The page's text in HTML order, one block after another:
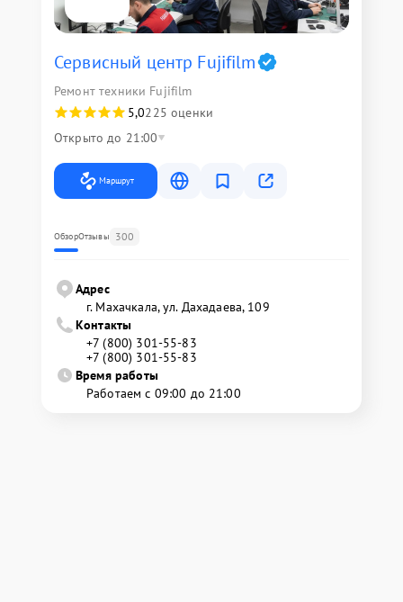
Сервисный центр Fujifilm
Ремонт техники Fujifilm
5,0225 оценки
Открыто до 21:00
Маршрут
ОбзорОтзывы 300
Адрес
г. Махачкала, ул. Дахадаева, 109
Контакты
+7 (800) 301-55-83
+7 (800) 301-55-83
Время работы
Работаем с 09:00 до 21:00